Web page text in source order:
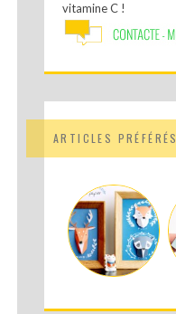
vitamine C !
ARTICLES PRÉFÉRÉS